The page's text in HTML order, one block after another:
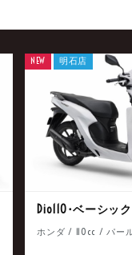
Dio110･ベーシック
NEW 明石店